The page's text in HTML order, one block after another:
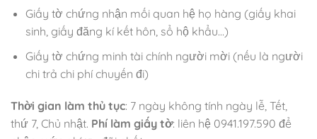
Giấy tờ chứng nhận mối quan hệ họ hàng (giấy khai
sinh, giấy đăng kí kết hôn, sổ hộ khẩu…)
Giấy tờ chứng minh tài chính người mời (nếu là người
chi trả chi phí chuyến đi)
Thời gian làm thủ tục: 7 ngày không tính ngày lễ, Tết,
thứ 7, Chủ nhật. Phí làm giấy tờ: liên hệ 0941.197.590 để